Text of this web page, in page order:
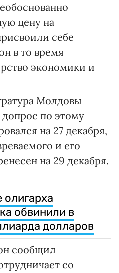
цену на
себе
в то время
экономики и
Молдовы
по этому
на 27 декабря,
и его
на 29 декабря.
обвинили в
долларов
сообщил
со